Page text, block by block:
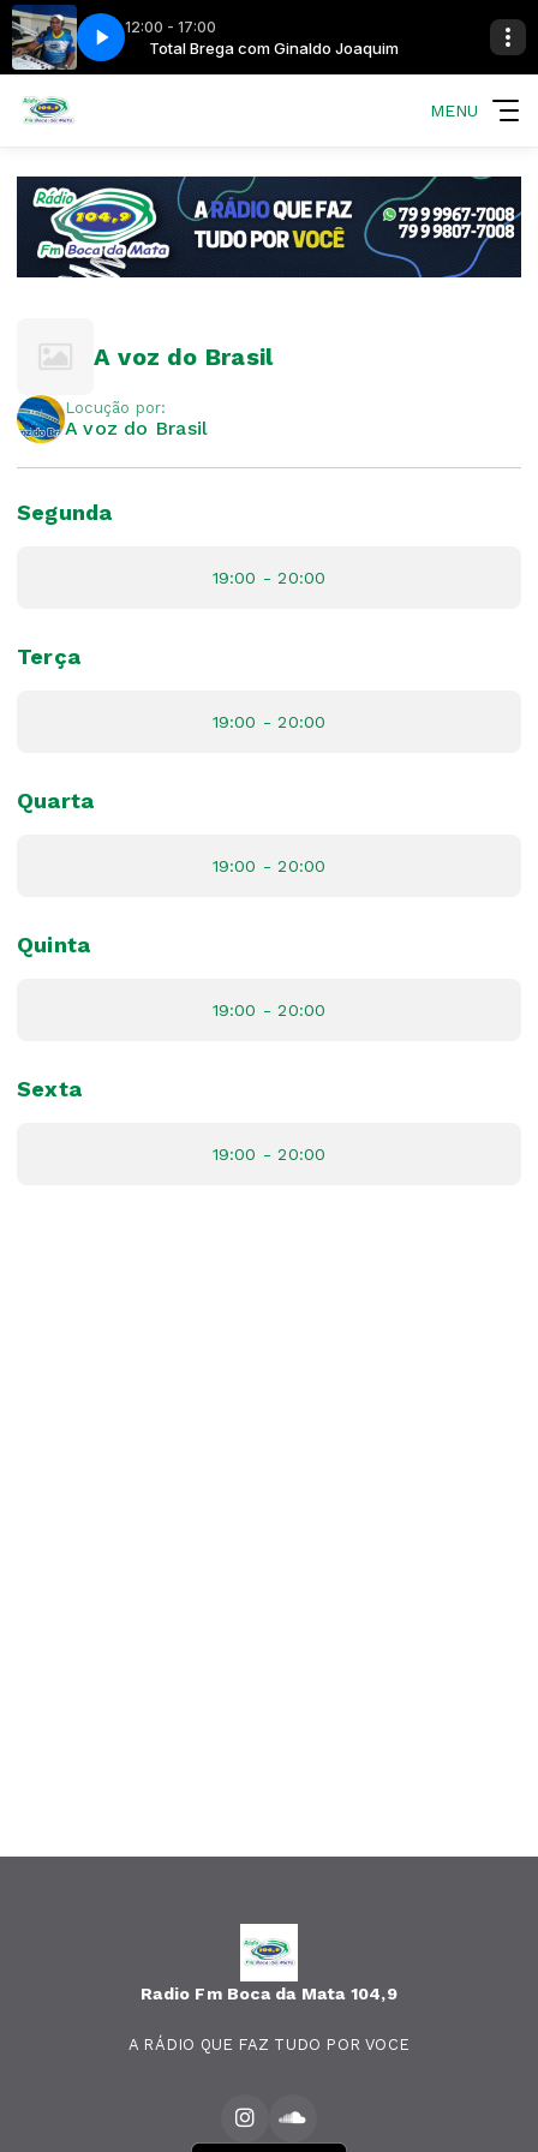
12:00 - 17:00
Joaquim Total Brega com Ginaldo Joaquim
MENU
A voz do Brasil
Locução por:
A voz do Brasil
Segunda
19:00 - 20:00
Terça
19:00 - 20:00
Quarta
19:00 - 20:00
Quinta
19:00 - 20:00
Sexta
19:00 - 20:00
Radio Fm Boca da Mata 104,9
A RÁDIO QUE FAZ TUDO POR VOCE